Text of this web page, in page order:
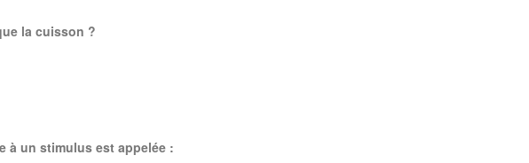
la cuisson ?
à un stimulus est appelée :